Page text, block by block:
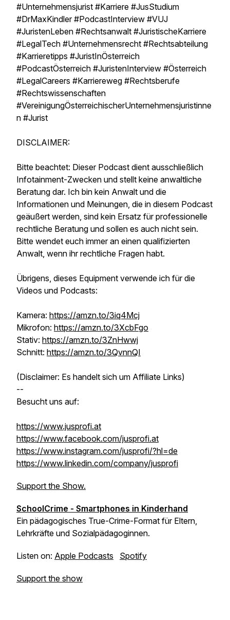
#Unternehmensjurist #Karriere #JusStudium
#DrMaxKindler #PodcastInterview #VUJ
#JuristenLeben #Rechtsanwalt #JuristischeKarriere
#LegalTech #Unternehmensrecht #Rechtsabteilung
#Karrieretipps #JuristInÖsterreich
#PodcastÖsterreich #JuristenInterview #Österreich
#LegalCareers #Karriereweg #Rechtsberufe
#Rechtswissenschaften
#VereinigungÖsterreichischerUnternehmensjuristinne
n #Jurist
DISCLAIMER:
Bitte beachtet: Dieser Podcast dient ausschließlich
Infotainment-Zwecken und stellt keine anwaltliche
Beratung dar. Ich bin kein Anwalt und die
Informationen und Meinungen, die in diesem Podcast
geäußert werden, sind kein Ersatz für professionelle
rechtliche Beratung und sollen es auch nicht sein.
Bitte wendet euch immer an einen qualifizierten
Anwalt, wenn ihr rechtliche Fragen habt.
Übrigens, dieses Equipment verwende ich für die
Videos und Podcasts:
Kamera: https://amzn.to/3iq4Mcj
Mikrofon: https://amzn.to/3XcbFgo
Stativ: https://amzn.to/3ZnHwwj
Schnitt: https://amzn.to/3QvnnQI
(Disclaimer: Es handelt sich um Affiliate Links)
--
Besucht uns auf:
https://www.jusprofi.at
https://www.facebook.com/jusprofi.at
https://www.instagram.com/jusprofi/?hl=de
https://www.linkedin.com/company/jusprofi
Support the Show.
SchoolCrime - Smartphones in Kinderhand
Ein pädagogisches True-Crime-Format für Eltern,
Lehrkräfte und Sozialpädagoginnen.
Listen on: Apple Podcasts Spotify
Support the show